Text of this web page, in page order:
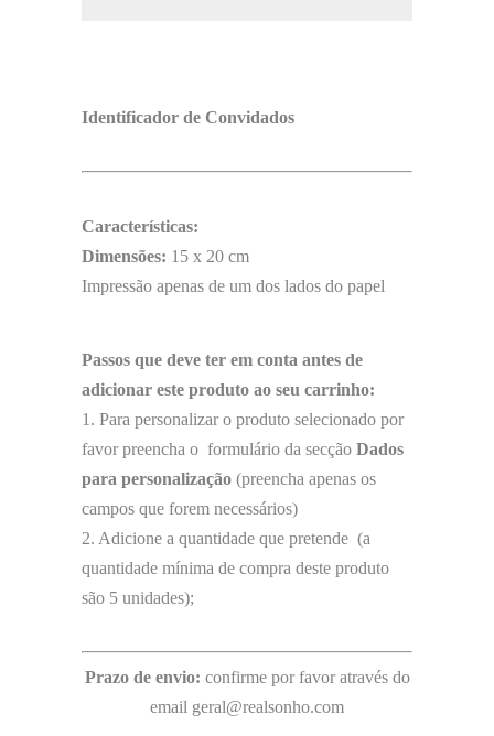
Identificador de Convidados
Características:
Dimensões: 15 x 20 cm
Impressão apenas de um dos lados do papel
Passos que deve ter em conta antes de
adicionar este produto ao seu carrinho:
1. Para personalizar o produto selecionado por
favor preencha o formulário da secção Dados
para personalização (preencha apenas os
campos que forem necessários)
2. Adicione a quantidade que pretende (a
quantidade mínima de compra deste produto
são 5 unidades);
Prazo de envio: confirme por favor através do
email geral@realsonho.com